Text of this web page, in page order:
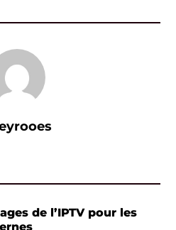
de l’IPTV pour les